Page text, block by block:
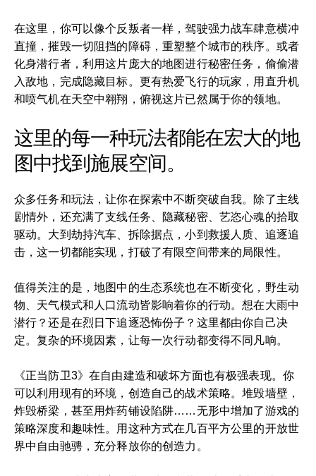
在这里，你可以像个反叛者一样，驾驶强力战车肆意横冲
直撞，摧毁一切阻挡的障碍，重塑整个城市的秩序。或者
化身潜行者，利用这片庞大的地图进行秘密任务，偷偷潜
入敌地，完成隐藏目标。更有热爱飞行的玩家，用直升机
和喷气机在天空中翱翔，俯视这片已然属于你的领地。
这里的每一种玩法都能在宏大的地
图中找到施展空间。
众多任务和玩法，让你在探索中不断突破自我。除了主线
剧情外，还充满了支线任务、隐藏秘密、艺恣心魂的拾取
驱动。大到劫持汽车、拆除据点，小到救援人质、追逐追
击，这一切都能实现，打破了有限空间带来的局限性。
值得关注的是，地图中的生态系统也在不断变化，野生动
物、天气模式和人口流动皆影响着你的行动。想在大雨中
潜行？还是在烈日下追逐恐怖份子？这里都由你自己决
定。复杂的环境因素，让每一次行动都变得不同凡响。
《正当防卫3》在自由建造和破坏方面也有极强表现。你
可以利用现有的环境，创造自己的战术策略。堆毁墙壁，
炸毁桥梁，甚至用炸药铺设陷阱……无形中增加了游戏的
策略深度和趣味性。用这种方式在几百平方公里的开放世
界中自由驰骋，充分释放你的创造力。